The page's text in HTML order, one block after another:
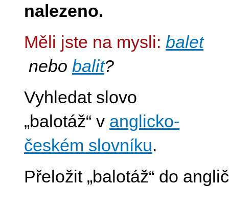
nalezeno.
Měli jste na mysli: balet
nebo balit?
Vyhledat slovo
„balotáž“ v anglicko-
českém slovníku.
Přeložit „balotáž“ do